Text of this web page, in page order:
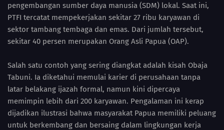
pengembangan sumber daya manusia (SDM) lokal. Saat ini,
PTFI tercatat mempekerjakan sekitar 27 ribu karyawan di
sektor tambang tembaga dan emas. Dari jumlah tersebut,
sekitar 40 persen merupakan Orang Asli Papua (OAP).
Salah satu contoh yang sering diangkat adalah kisah Obaja
Tabuni. Ia diketahui memulai karier di perusahaan tanpa
latar belakang ijazah formal, namun kini dipercaya
memimpin lebih dari 200 karyawan. Pengalaman ini kerap
dijadikan ilustrasi bahwa masyarakat Papua memiliki peluang
untuk berkembang dan bersaing dalam lingkungan kerja